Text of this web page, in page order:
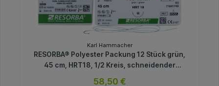
Karl Hammacher
RESORBA® Polyester Packung 12 Stück grün,
45 cm, HRT18, 1/2 Kreis, schneidender
58,50 €